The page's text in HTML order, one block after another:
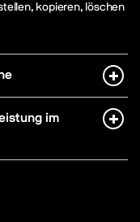
kopieren, löschen
im